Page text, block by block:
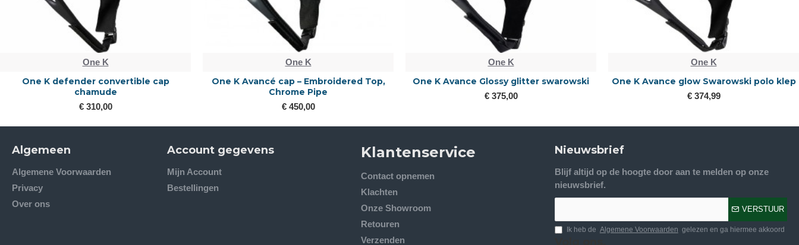
One K
One K defender convertible cap
chamude
€ 310,00
One K
One K Avancé cap – Embroidered Top,
Chrome Pipe
€ 450,00
One K
One K Avance Glossy glitter swarowski
€ 375,00
One K
One K Avance glow Swarowski polo klep
€ 374,99
Algemeen
Algemene Voorwaarden
Privacy
Over ons
Account gegevens
Mijn Account
Bestellingen
Klantenservice
Contact opnemen
Klachten
Onze Showroom
Retouren
Verzenden
Nieuwsbrief
Blijf altijd op de hoogte door aan te melden op onze
nieuwsbrief.
VERSTUUR
Ik heb de Algemene Voorwaarden gelezen en ga hiermee akkoord